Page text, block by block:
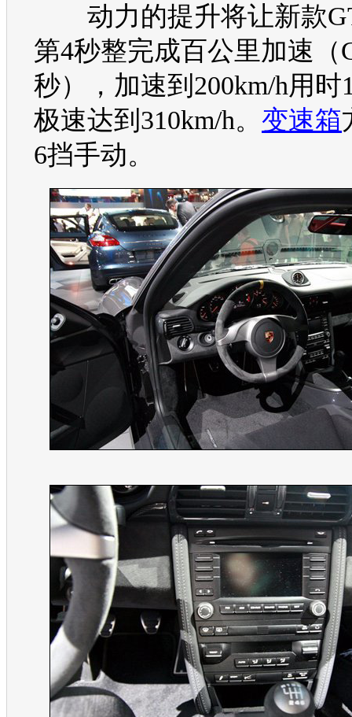
动力的提升将让新款
第4秒整完成百公里加速（
秒），加速到200km/h用时
极速达到310km/h。 变速箱
6挡手动。